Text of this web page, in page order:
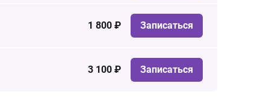
1 800 ₽ Записаться
3 100 ₽ Записаться